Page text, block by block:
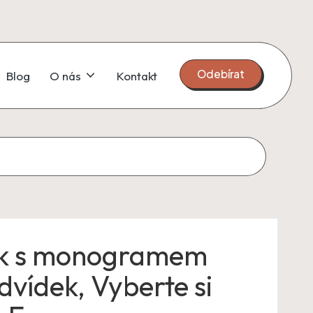
Blog O nás Kontakt Odebírat
s monogramem
Vyberte si